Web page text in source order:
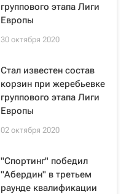
группового этапа Лиги
Европы
30 октября 2020
Стал известен состав
корзин при жеребьевке
группового этапа Лиги
Европы
02 октября 2020
"Спортинг" победил
"Абердин" в третьем
раунде квалификации